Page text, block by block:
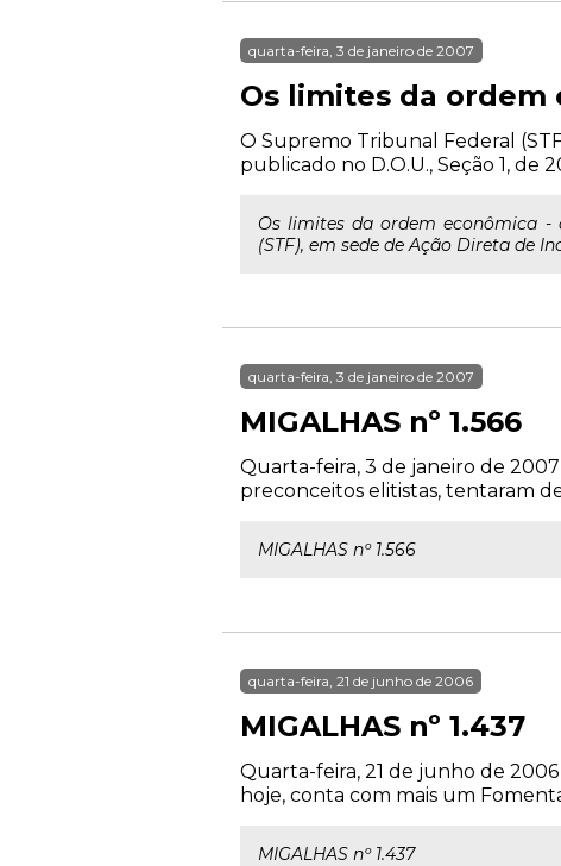
quarta-feira, 3 de janeiro de 2007
Os limites da ordem
O Supremo Tribunal Federal
publicado no D.O.U., Seção 1,
Os limites da ordem econômica -
(STF), em sede de Ação Direta de
quarta-feira, 3 de janeiro de 2007
MIGALHAS nº 1.566
Quarta-feira, 3 de janeiro de
preconceitos elitistas, tentaram
MIGALHAS nº 1.566
quarta-feira, 21 de junho de 2006
MIGALHAS nº 1.437
Quarta-feira, 21 de junho de
hoje, conta com mais um
MIGALHAS nº 1.437